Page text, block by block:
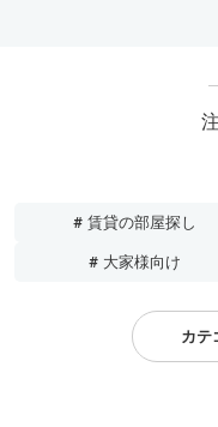
# 賃貸の部屋探し
# 大家様向け
カテ